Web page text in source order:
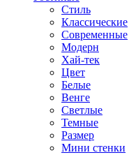
Стиль
Классические
Современные
Модерн
Хай-тек
Цвет
Белые
Венге
Светлые
Темные
Размер
Мини стенки